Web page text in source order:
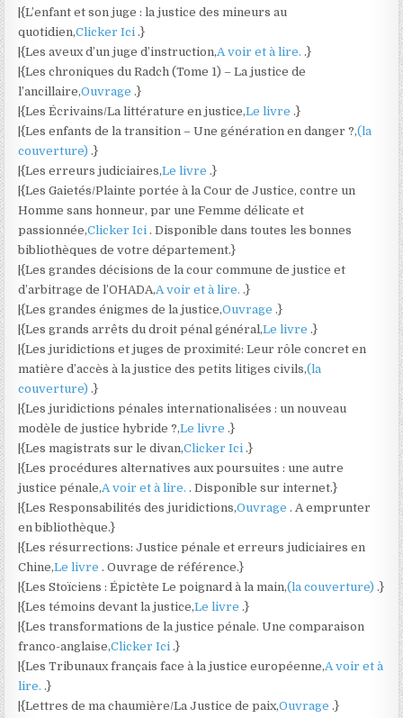
|{L’enfant et son juge : la justice des mineurs au
quotidien,Clicker Ici.}
|{Les aveux d’un juge d’instruction,A voir et à lire..}
|{Les chroniques du Radch (Tome 1) – La justice de
l’ancillaire,Ouvrage.}
|{Les Écrivains/La littérature en justice,Le livre.}
|{Les enfants de la transition – Une génération en danger ?,(la
couverture).}
|{Les erreurs judiciaires,Le livre.}
|{Les Gaietés/Plainte portée à la Cour de Justice, contre un
Homme sans honneur, par une Femme délicate et
passionnée,Clicker Ici. Disponible dans toutes les bonnes
bibliothèques de votre département.}
|{Les grandes décisions de la cour commune de justice et
d’arbitrage de l’OHADA,A voir et à lire..}
|{Les grandes énigmes de la justice,Ouvrage.}
|{Les grands arrêts du droit pénal général,Le livre.}
|{Les juridictions et juges de proximité: Leur rôle concret en
matière d’accès à la justice des petits litiges civils,(la
couverture).}
|{Les juridictions pénales internationalisées : un nouveau
modèle de justice hybride ?,Le livre.}
|{Les magistrats sur le divan,Clicker Ici.}
|{Les procédures alternatives aux poursuites : une autre
justice pénale,A voir et à lire.. Disponible sur internet.}
|{Les Responsabilités des juridictions,Ouvrage. A emprunter
en bibliothèque.}
|{Les résurrections: Justice pénale et erreurs judiciaires en
Chine,Le livre. Ouvrage de référence.}
|{Les Stoïciens : Épictète Le poignard à la main,(la couverture).}
|{Les témoins devant la justice,Le livre.}
|{Les transformations de la justice pénale. Une comparaison
franco-anglaise,Clicker Ici.}
|{Les Tribunaux français face à la justice européenne,A voir et à
lire..}
|{Lettres de ma chaumière/La Justice de paix,Ouvrage.}